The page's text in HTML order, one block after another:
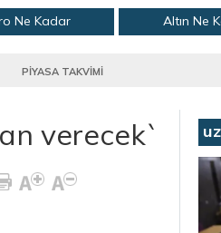
Ne Kadar Altın Ne
PİYASA TAKVİMİ
verecek`